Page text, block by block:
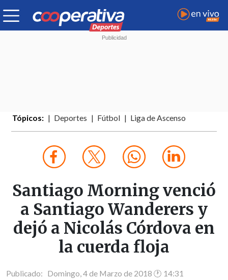
Tópicos: Deportes Fútbol Liga de Ascenso
Santiago Morning venció
a Santiago Wanderers y
dejó a Nicolás Córdova en
la cuerda floja
Publicado: Domingo, 4 de Marzo de 2018 🕐 14:31